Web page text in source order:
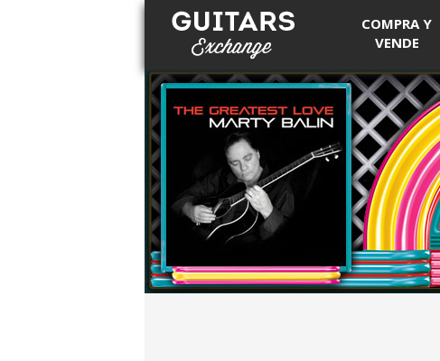
Guitars Exchange
COMPRA Y
VENDE